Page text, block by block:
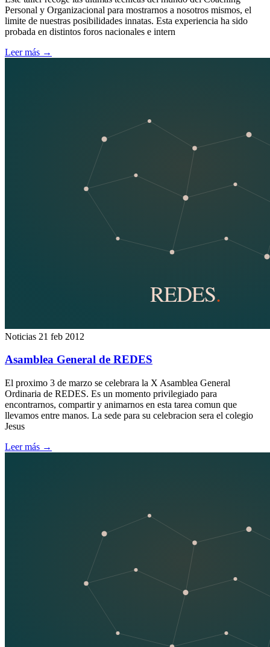
Personal y Organizacional para mostrarnos a nosotros mismos, el
limite de nuestras posibilidades innatas. Esta experiencia ha sido
probada en distintos foros nacionales e intern
Leer más →
Noticias 21 feb 2012
Asamblea General de REDES
El proximo 3 de marzo se celebrara la X Asamblea General
Ordinaria de REDES. Es un momento privilegiado para
encontrarnos, compartir y animarnos en esta tarea comun que
llevamos entre manos. La sede para su celebracion sera el colegio
Jesus
Leer más →